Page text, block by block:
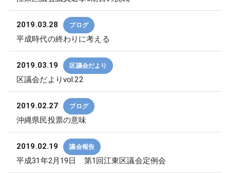
2019.03.28 ブログ
平成時代の終わりに考える
2019.03.19 区議会だより
区議会だよりvol.22
2019.02.27 ブログ
沖縄県民投票の意味
2019.02.19 議会報告
平成31年2月19日 第1回江東区議会定例会